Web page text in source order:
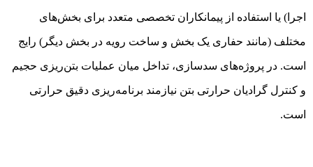
اجرا) یا استفاده از پیمانکاران تخصصی متعدد برای بخش‌های
مختلف (مانند حفاری یک بخش و ساخت رویه در بخش دیگر) رایج
است. در پروژه‌های سدسازی، تداخل میان عملیات بتن‌ریزی حجیم
و کنترل گرادیان حرارتی بتن نیازمند برنامه‌ریزی دقیق حرارتی
است.